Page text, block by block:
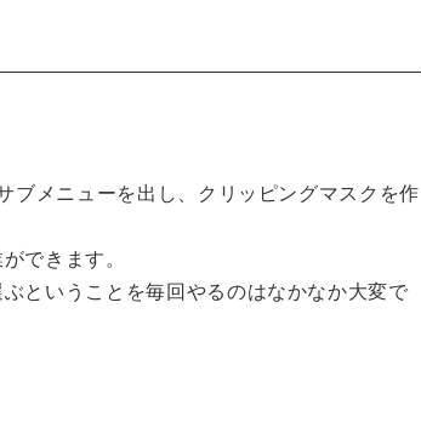
メニューを出し、クリッピングマスクを作
できます。
ということを毎回やるのはなかなか大変で